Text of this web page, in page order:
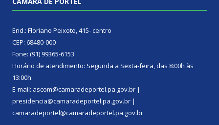
End.: Floriano Peixoto, 415- centro
CEP: 68480-000
Fone: (91) 99365-6153
Horário de atendimento: Segunda a Sexta-feira, das 8:00h às
13:00h
E-mail: ascom@camaradeportel.pa.gov.br |
presidencia@camaradeportel.pa.gov.br |
camaradeportel@camaradeportel.pa.gov.br